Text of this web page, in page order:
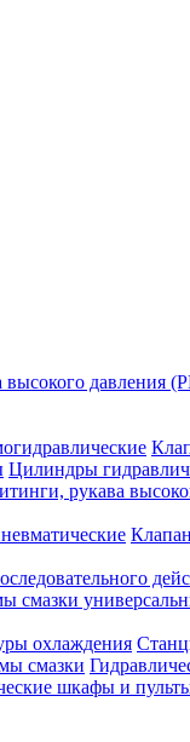
высокого давления
Цилиндры
рукава
смазки
охлаждения
смазки
шкафы и